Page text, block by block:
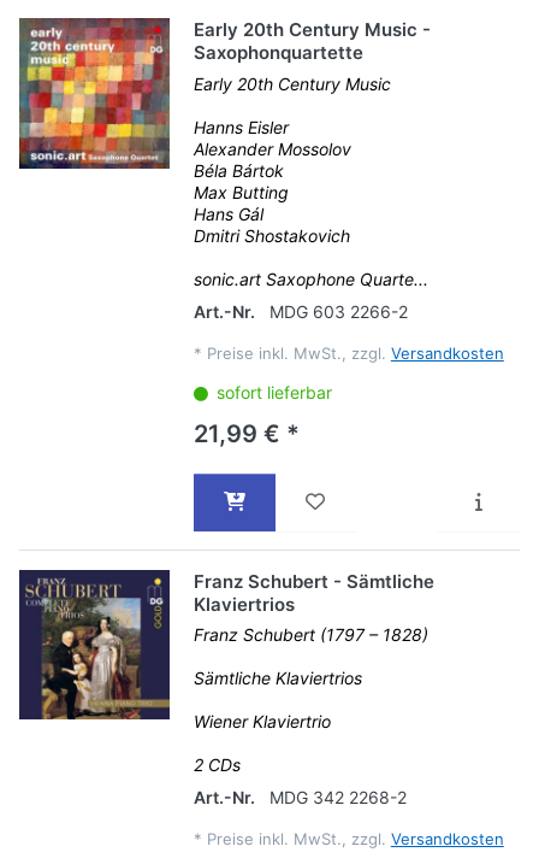
Early 20th Century Music -
Saxophonquartette
Early 20th Century Music
Hanns Eisler
Alexander Mossolov
Béla Bártok
Max Butting
Hans Gál
Dmitri Shostakovich
sonic.art Saxophone Quarte...
Art.-Nr.
MDG 603 2266-2
* Preise inkl. MwSt., zzgl. Versandkosten
sofort lieferbar
21,99 € *
Franz Schubert - Sämtliche
Klaviertrios
Franz Schubert (1797 – 1828)
Sämtliche Klaviertrios
Wiener Klaviertrio
2 CDs
Art.-Nr.
MDG 342 2268-2
* Preise inkl. MwSt., zzgl. Versandkosten